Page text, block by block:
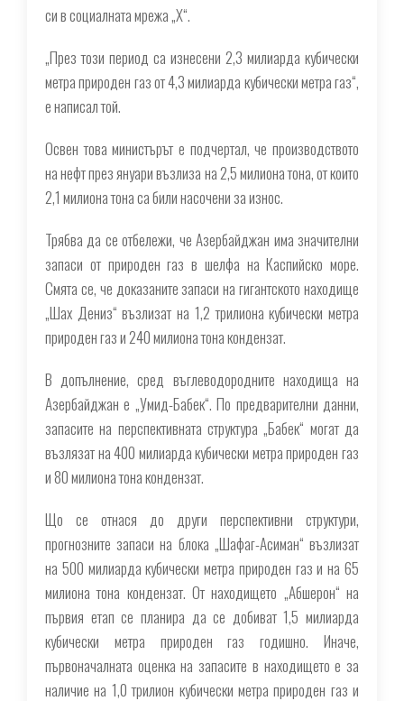
си в социалната мрежа „X“.
„През този период са изнесени 2,3 милиарда кубически
метра природен газ от 4,3 милиарда кубически метра газ“,
е написал той.
Освен това министърът е подчертал, че производството
на нефт през януари възлиза на 2,5 милиона тона, от които
2,1 милиона тона са били насочени за износ.
Трябва да се отбележи, че Азербайджан има значителни
запаси от природен газ в шелфа на Каспийско море.
Смята се, че доказаните запаси на гигантското находище
„Шах Дениз“ възлизат на 1,2 трилиона кубически метра
природен газ и 240 милиона тона кондензат.
В допълнение, сред въглеводородните находища на
Азербайджан е „Умид-Бабек“. По предварителни данни,
запасите на перспективната структура „Бабек“ могат да
възлязат на 400 милиарда кубически метра природен газ
и 80 милиона тона кондензат.
Що се отнася до други перспективни структури,
прогнозните запаси на блока „Шафаг-Асиман“ възлизат
на 500 милиарда кубически метра природен газ и на 65
милиона тона кондензат. От находището „Абшерон“ на
първия етап се планира да се добиват 1,5 милиарда
кубически метра природен газ годишно. Иначе,
първоначалната оценка на запасите в находището е за
наличие на 1,0 трилион кубически метра природен газ и